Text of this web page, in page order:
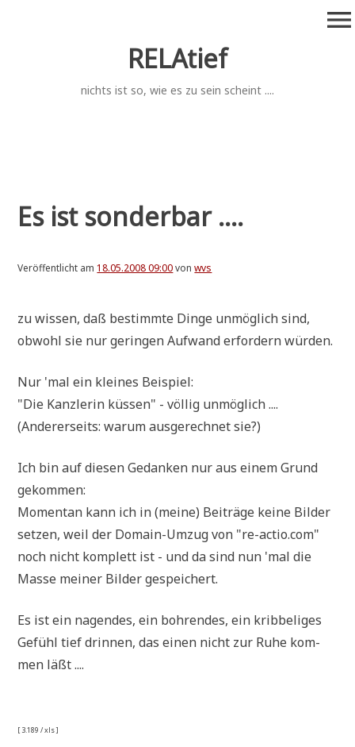
RELAtief
nichts ist so, wie es zu sein scheint ....
menu
Es ist sonderbar ....
Veröffentlicht am 18.05.2008 09:00vonwvs
zu wis­sen, daß bestimm­te Din­ge unmög­lich sind,
obwohl sie nur gerin­gen Auf­wand erfor­dern würden.
Nur 'mal ein klei­nes Beispiel:
"Die Kanz­le­rin küs­sen" - völ­lig unmöglich ....
(Ande­rer­seits: war­um aus­ge­rech­net sie?)
Ich bin auf die­sen Gedan­ken nur aus einem Grund
gekommen:
Momen­tan kann ich in (mei­ne) Bei­trä­ge kei­ne Bil­der
set­zen, weil der Domain-Umzug von "re-actio.com"
noch nicht kom­plett ist - und da sind nun 'mal die
Mas­se mei­ner Bil­der gespeichert.
Es ist ein nagen­des, ein boh­ren­des, ein krib­be­li­ges
Gefühl tief drin­nen, das einen nicht zur Ruhe kom­
men läßt ....
[ 3.189 / xls ]